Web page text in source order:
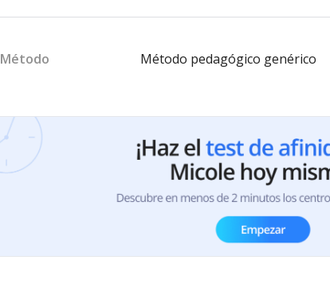
Método Método pedagógico genérico